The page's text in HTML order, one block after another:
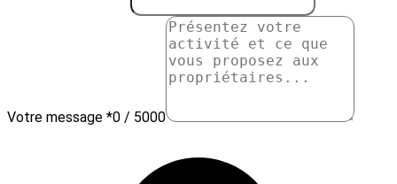
Votre message *0 / 5000